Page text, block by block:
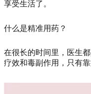
享受生活了。
什么是精准用药？
在很长的时间里，医生
疗效和毒副作用，只有